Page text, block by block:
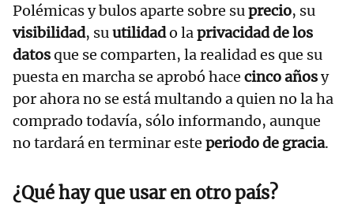
Polémicas y bulos aparte sobre suprecio, su
visibilidad, suutilidado laprivacidad de los
datosque se comparten, la realidad es que su
puesta en marcha se aprobó hace cinco añosy
por ahora no se está multando a quien no la ha
comprado todavía, sólo informando, aunque
no tardará en terminar este periodo de gracia.
¿Qué hay que usar en otro país?